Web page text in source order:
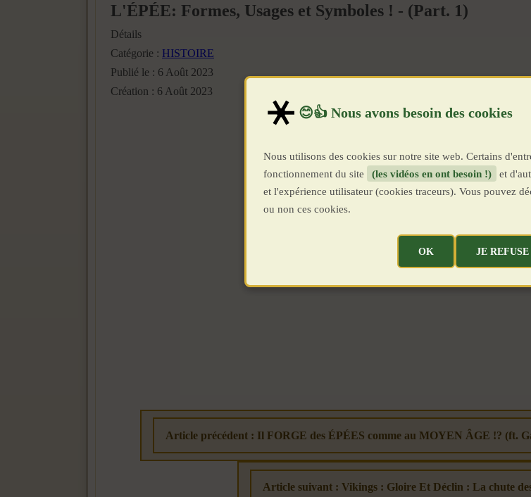
L'ÉPÉE: Formes, Usages et Symboles ! - (Part. 1)
Détails
Catégorie : HISTOIRE
Publié le : 6 Août 2023
Création : 6 Août 2023
Article précédent : Il FORGE des ÉPÉES comme au MOYEN ÂGE !? (ft.
Article suivant : Vikings : Gloire Et Déclin : La chute
Nous utilisons des cookies sur notre site web. Certains
fonctionnement du site
(les vidéos en ont besoin !)
et
et l'expérience utilisateur (cookies traceurs). Vous pouvez
ou non ces cookies.
OK JE REFUSE